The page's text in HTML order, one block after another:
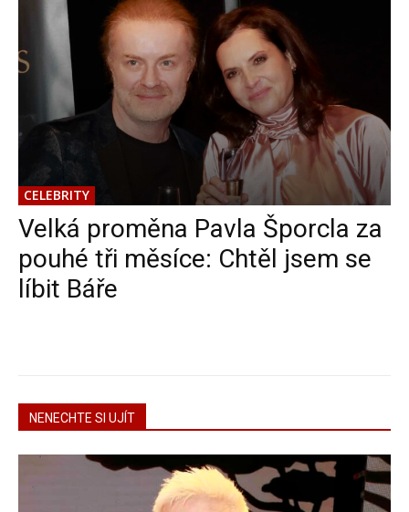
CELEBRITY
Velká proměna Pavla Šporcla za
pouhé tři měsíce: Chtěl jsem se
líbit Báře
NENECHTE SI UJÍT